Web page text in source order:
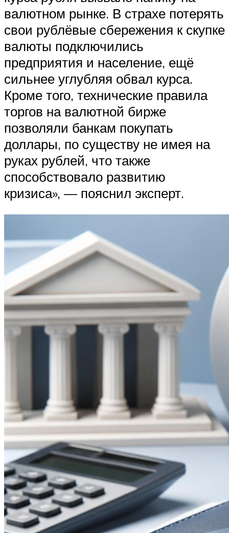
валютном рынке. В страхе потерять
свои рублёвые сбережения к скупке
валюты подключились
предприятия и население, ещё
сильнее углубляя обвал курса.
Кроме того, технические правила
торгов на валютной бирже
позволяли банкам покупать
доллары, по существу не имея на
руках рублей, что также
способствовало развитию
кризиса», — пояснил эксперт.